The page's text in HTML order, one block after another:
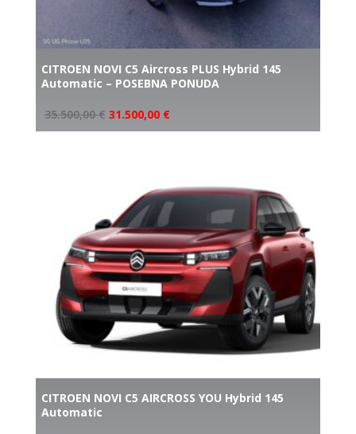
CITROEN NOVI C5 Aircross PLUS Hybrid 145
Automatic – POSEBNA PONUDA
35.500,00€ 31.500,00 €
CITROEN NOVI C5 AIRCROSS YOU Hybrid 145
Automatic